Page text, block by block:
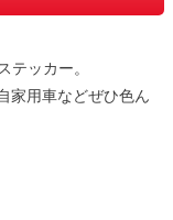
テッカー。
家用車などぜひ色ん